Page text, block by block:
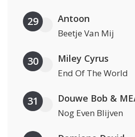
29 Antoon
Beetje Van Mij
30 Miley Cyrus
End Of The World
31 Douwe Bob &
Nog Even Blijven